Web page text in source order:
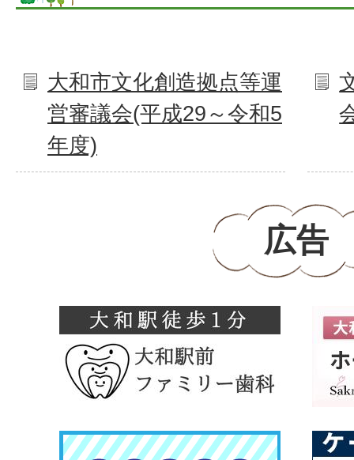
大和市文化創造拠点等運
営審議会(平成29～令和5
年度)
広告